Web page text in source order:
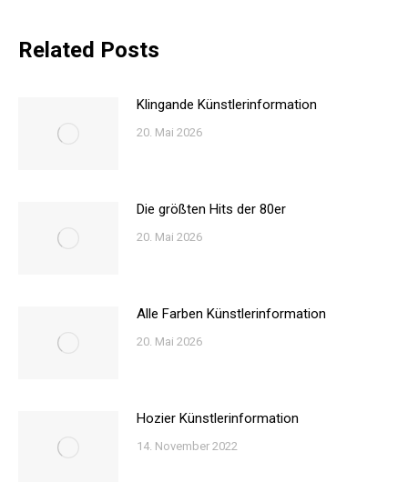
Related Posts
Klingande Künstlerinformation
20. Mai 2026
Die größten Hits der 80er
20. Mai 2026
Alle Farben Künstlerinformation
20. Mai 2026
Hozier Künstlerinformation
14. November 2022